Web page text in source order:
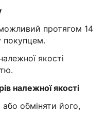
протягом 14
покупцем.
якості
належної якості
обміняти його,